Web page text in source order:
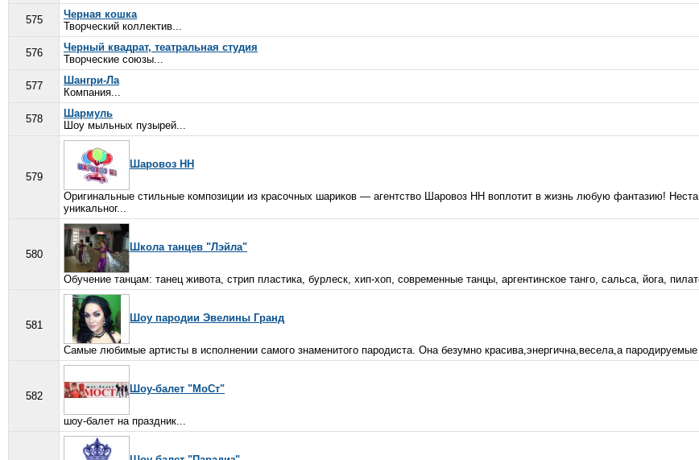
575
Черная кошка
Творческий коллектив...
576
Черный квадрат, театральная студия
Творческие союзы...
577
Шангри-Ла
Компания...
578
Шармуль
Шоу мыльных пузырей...
579
Шаровоз НН
Оригинальные стильные композиции из красочных шариков — агентство Шаровоз НН воплотит в жизнь любую фантазию!
уникальног...
580
Школа танцев "Лэйла"
Обучение танцам: танец живота, стрип пластика, бурлеск, хип-хоп, современные танцы, аргентинское танго, сальса, йога,
581
Шоу пародии Эвелины Гранд
Самые любимые артисты в исполнении самого знаменитого пародиста. Она безумно красива,энергична,весела,а
582
Шоу-балет "МоСт"
шоу-балет на праздник...